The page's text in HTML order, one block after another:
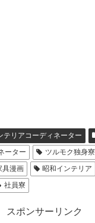
テリアコーディネーター
ーター
ツルモク独身寮
具漫画 昭和インテリア
社員寮
スポンサーリンク